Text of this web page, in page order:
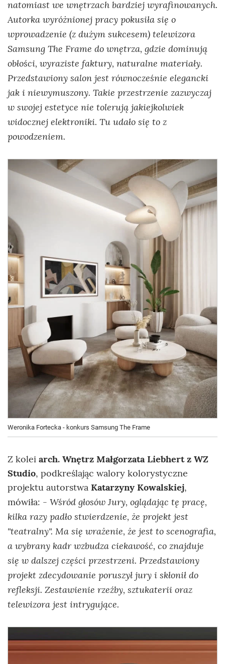
natomiast we wnętrzach bardziej wyrafinowanych.
Autorka wyróżnionej pracy pokusiła się o
wprowadzenie (z dużym sukcesem) telewizora
Samsung The Frame do wnętrza, gdzie dominują
obłości, wyraziste faktury, naturalne materiały.
Przedstawiony salon jest równocześnie elegancki
jak i niewymuszony. Takie przestrzenie zazwyczaj
w swojej estetyce nie tolerują jakiejkolwiek
widocznej elektroniki. Tu udało się to z
powodzeniem.
Weronika Fortecka - konkurs Samsung The Frame
Z kolei arch. Wnętrz Małgorzata Liebhert z WZ
Studio, podkreślając walory kolorystyczne
projektu autorstwa Katarzyny Kowalskiej,
mówiła: - Wśród głosów Jury, oglądając tę pracę,
kilka razy padło stwierdzenie, że projekt jest
"teatralny". Ma się wrażenie, że jest to scenografia,
a wybrany kadr wzbudza ciekawość, co znajduje
się w dalszej części przestrzeni. Przedstawiony
projekt zdecydowanie poruszył jury i skłonił do
refleksji. Zestawienie rzeźby, sztukaterii oraz
telewizora jest intrygujące.